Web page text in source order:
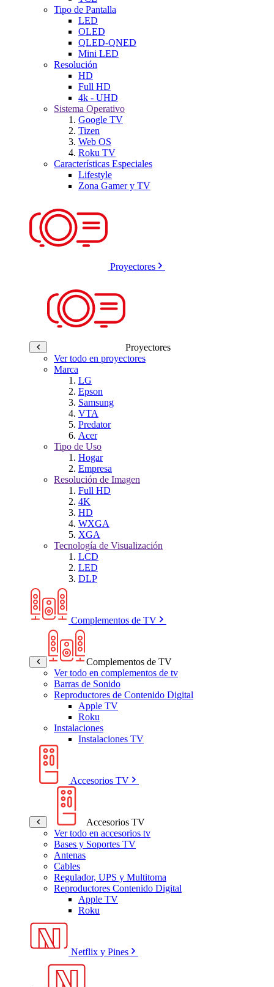
Tipo de Pantalla
LED
OLED
QLED-QNED
Mini LED
Resolución
HD
Full HD
4k - UHD
Sistema Operativo
Google TV
Tizen
Web OS
Roku TV
Características Especiales
Lifestyle
Zona Gamer y TV
Proyectores
Proyectores
Ver todo en proyectores
Marca
LG
Epson
Samsung
VTA
Predator
Acer
Tipo de Uso
Hogar
Empresa
Resolución de Imagen
Full HD
4K
HD
WXGA
XGA
Tecnología de Visualización
LCD
LED
DLP
Complementos de TV
Complementos de TV
Ver todo en complementos de tv
Barras de Sonido
Reproductores de Contenido Digital
Apple TV
Roku
Instalaciones
Instalaciones TV
Accesorios TV
Accesorios TV
Ver todo en accesorios tv
Bases y Soportes TV
Antenas
Cables
Regulador, UPS y Multitoma
Reproductores Contenido Digital
Apple TV
Roku
Netflix y Pines